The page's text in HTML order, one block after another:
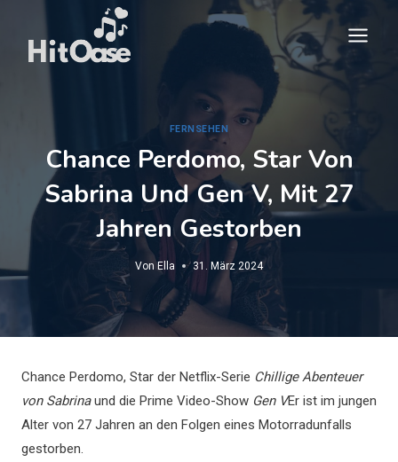
springen
FERNSEHEN
Chance Perdomo, Star Von
Sabrina Und Gen V, Mit 27
Jahren Gestorben
Von Ella 31. März 2024
Chance Perdomo, Star der Netflix-Serie Chillige Abenteuer
von Sabrinaund die Prime Video-Show Gen VEr ist im jungen
Alter von 27 Jahren an den Folgen eines Motorradunfalls
gestorben.